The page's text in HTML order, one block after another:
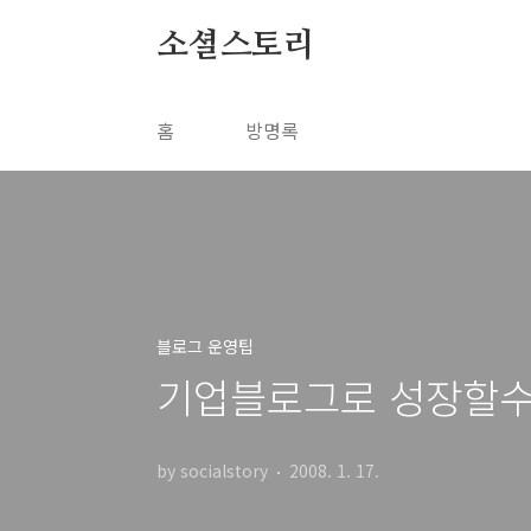
소셜스토리
홈 방명록
블로그 운영팁
기업블로그로 성장할
by socialstory 2008. 1. 17.